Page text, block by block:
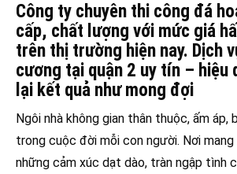
Công ty chuyên thi công đá
cấp, chất lượng với mức giá
trên thị trường hiện nay. Dịch
cương tại quận 2 uy tín – hiệu
lại kết quả như mong đợi
Ngôi nhà không gian thân thuộc, ấm áp,
trong cuộc đời mỗi con người. Nơi
những cảm xúc dạt dào, tràn ngập tình